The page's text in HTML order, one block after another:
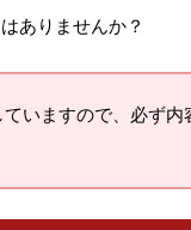
ありませんか？
いますので、必ず内